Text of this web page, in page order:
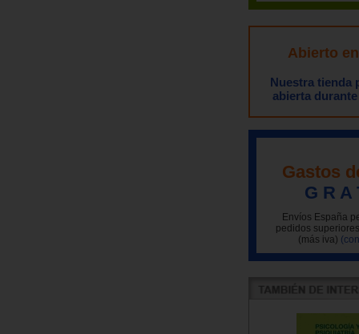
Abierto
Nuestra tienda
abierta
Gastos
G R A
Envíos España
pedidos
(más iva)